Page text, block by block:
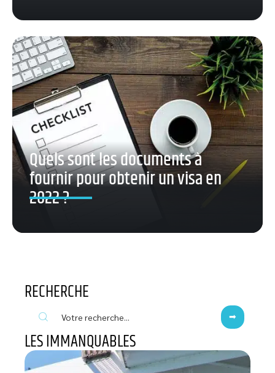
Quels sont les documents à
fournir pour obtenir un visa en
2022 ?
RECHERCHE
LES IMMANQUABLES